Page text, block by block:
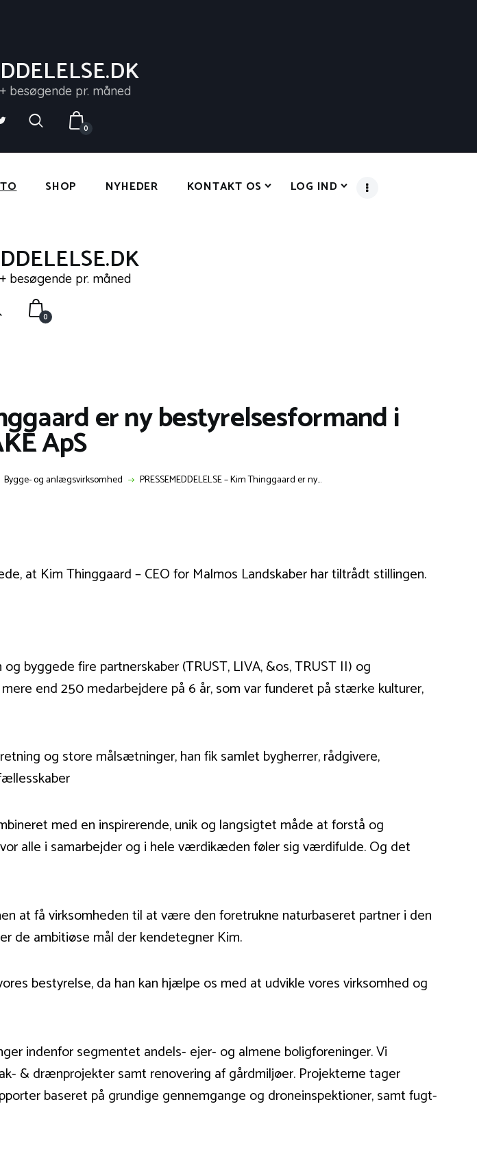
besøgende pr. måned
0
SHOP NYHEDER KONTAKT OS LOG IND
besøgende pr. måned
0
er ny bestyrelsesformand i
ApS
Bygge- og anlægsvirksomhed PRESSEMEDDELELSE – Kim Thinggaard er ny...
besøgende pr. måned
KONTO
at Kim Thinggaard – CEO for Malmos Landskaber har tiltrådt stillingen.
byggede fire partnerskaber (TRUST, LIVA, &os, TRUST II) og
end 250 medarbejdere på 6 år, som var funderet på stærke kulturer,
og store målsætninger, han fik samlet bygherrer, rådgivere,
med en inspirerende, unik og langsigtet måde at forstå og
alle i samarbejder og i hele værdikæden føler sig værdifulde. Og det
at få virksomheden til at være den foretrukne naturbaseret partner i den
de ambitiøse mål der kendetegner Kim.
bestyrelse, da han kan hjælpe os med at udvikle vores virksomhed og
indenfor segmentet andels- ejer- og almene boligforeninger. Vi
& drænprojekter samt renovering af gårdmiljøer. Projekterne tager
baseret på grundige gennemgange og droneinspektioner, samt fugt-